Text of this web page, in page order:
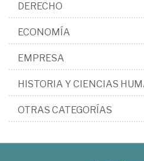
DERECHO
ECONOMÍA
EMPRESA
HISTORIA Y CIENCIAS
OTRAS CATEGORÍAS